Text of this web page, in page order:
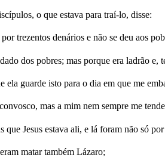
o que estava para traí-lo, disse:
trezentos denários e não se deu aos
dos pobres; mas porque era ladrão e,
ela guarde isto para o dia em que me
mas a mim nem sempre me
que Jesus estava ali, e lá foram não só
matar também Lázaro;